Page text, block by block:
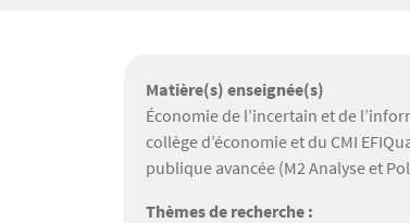
Matière(s) enseignée(s)
Économie de l’incertain et de
collège d’économie et du CMI
publique avancée (M2 Analyse et
Thèmes de recherche :